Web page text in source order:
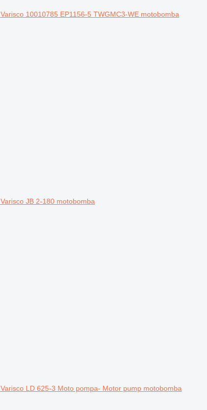
Varisco 10010785 EP1156-5 TWGMC3-WE motobomba
Varisco JB 2-180 motobomba
Varisco LD 625-3 Moto pompa- Motor pump motobomba